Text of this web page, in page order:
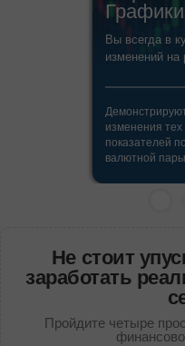
Графики
Вы всегда в
изменений на
изменения
показателей
валютной пары
Не стоит
заработать
Пройдите четыре